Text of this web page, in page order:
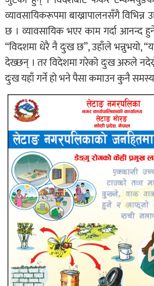
व्यावसायिकरूपमा बाख्रापालनसँगै विभिन्न
छ । व्यावसायिक भएर काम गर्दा आनन्द
“विदशमा धेरै नै दुःख छ”, उहाँले भन्नुभयो,
देख्छन् । तर विदेशमा गरेको दुःख अरुले नदेख्ने
दुःख यहाँ गर्ने हो भने पैसा कमाउन कुनै